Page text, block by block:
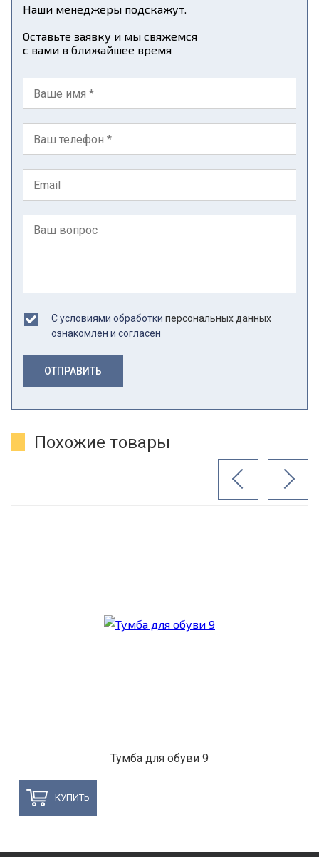
Наши менеджеры подскажут.
Оставьте заявку и мы свяжемся
с вами в ближайшее время
С условиями обработки персональных данных
ознакомлен и согласен
ОТПРАВИТЬ
Похожие товары
Тумба для обуви 9
КУПИТЬ